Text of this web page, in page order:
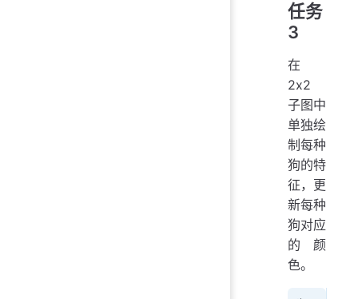
任务
3
在
2x2
子图中
单独绘
制每种
狗的特
征，更
新每种
狗对应
的颜
色。